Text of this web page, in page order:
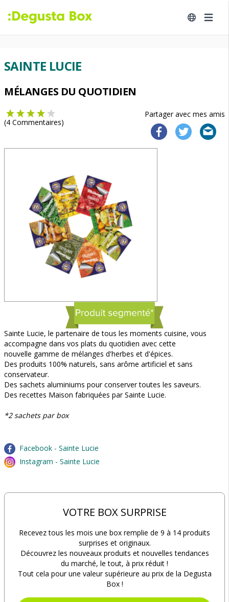
SAINTE LUCIE
MÉLANGES DU QUOTIDIEN
Partager avec mes amis
(4 Commentaires)
Sainte Lucie, le partenaire de tous les moments cuisine, vous
accompagne dans vos plats du quotidien avec cette
nouvelle gamme de mélanges d'herbes et d'épices.
Des produits 100% naturels, sans arôme artificiel et sans
conservateur.
Des sachets aluminiums pour conserver toutes les saveurs.
Des recettes Maison fabriquées par Sainte Lucie.
*2 sachets par box
Facebook - Sainte Lucie
Instagram - Sainte Lucie
VOTRE BOX SURPRISE
Recevez tous les mois une box remplie de 9 à 14 produits
surprises et originaux.
Découvrez les nouveaux produits et nouvelles tendances
du marché, le tout, à prix réduit !
Tout cela pour une valeur supérieure au prix de la Degusta
Box !